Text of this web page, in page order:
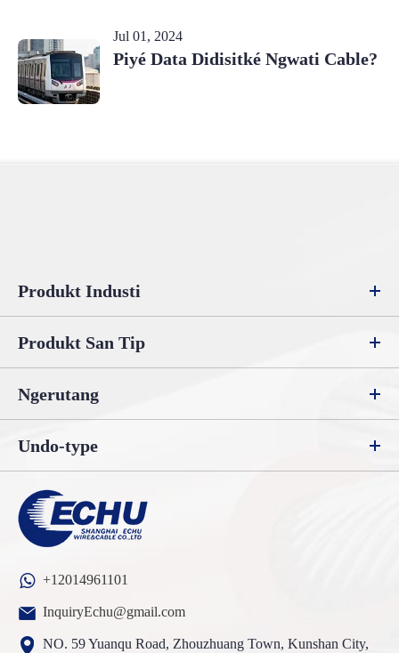
Jul 01, 2024
Piyé Data Didisitké Ngwati Cable?
Produkt Industi
Produkt San Tip
Ngerutang
Undo-type
+12014961101
InquiryEchu@gmail.com
NO. 59 Yuanqu Road, Zhouzhuang Town, Kunshan City,